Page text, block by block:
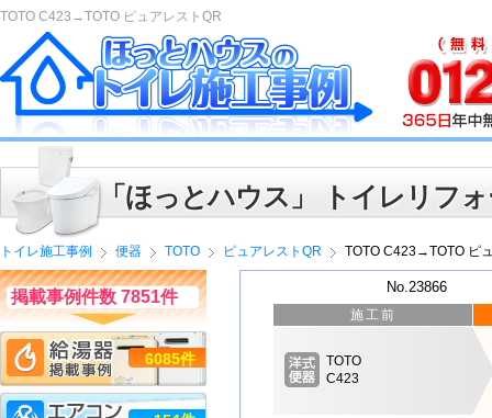
TOTO C423→TOTO ピュアレストQR
「ほっとハウス」 トイレリフ
トイレ施工事例 便器 TOTO ピュアレストQR TOTO C423→TOTO ピ
No.23866
施工前
TOTO
C423
掲載事例件数 7851件
6085件